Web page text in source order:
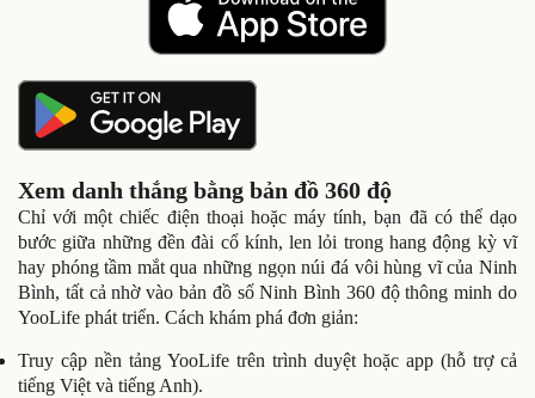
Xem danh thắng bằng bản đồ 360 độ
Chỉ với một chiếc điện thoại hoặc máy tính, bạn đã có thể dạo
bước giữa những đền đài cổ kính, len lỏi trong hang động kỳ vĩ
hay phóng tầm mắt qua những ngọn núi đá vôi hùng vĩ của Ninh
Bình, tất cả nhờ vào bản đồ số Ninh Bình 360 độ thông minh do
YooLife phát triển. Cách khám phá đơn giản:
Truy cập nền tảng YooLife trên trình duyệt hoặc app (hỗ trợ cả
tiếng Việt và tiếng Anh).